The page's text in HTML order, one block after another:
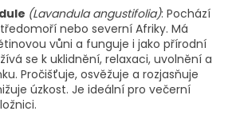
(Lavandula angustifolia): Pochází
nebo severní Afriky. Má
vůni a funguje i jako přírodní
se k uklidnění, relaxaci, uvolnění a
Pročišťuje, osvěžuje a rozjasňuje
úzkost. Je ideální pro večerní